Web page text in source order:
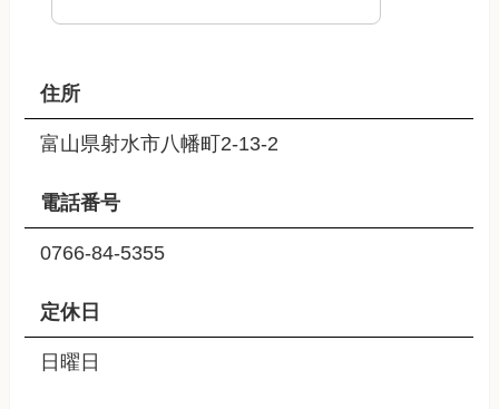
住所
富山県射水市八幡町2-13-2
電話番号
0766-84-5355
定休日
日曜日